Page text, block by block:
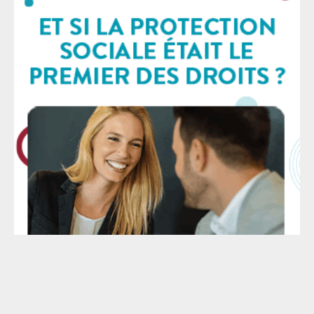
suivie par un signalement au Procureur de la
République si le consentement libre et éclairé est mis
en doute ; Une possible suspension de l’union d’un
mois renouvelable décidée par le Procureur, le temps
d’une enquête administrative via la police, la police de
l’air aux frontières ou la gendarmerie. Le couple est
entendu ainsi que l’entourage familial ou amical, les
témoins, l’employeur… Des visites domiciliaires
peuvent être effectuées ; Une possible opposition au
mariage prononcée par le Procureur. Le couple devra
dans ce cas demander une mainlevée devant le
tribunal judiciaire, procédure qui peut prendre
plusieurs années. Seul le Procureur a le pouvoir de
s’opposer à cette union.